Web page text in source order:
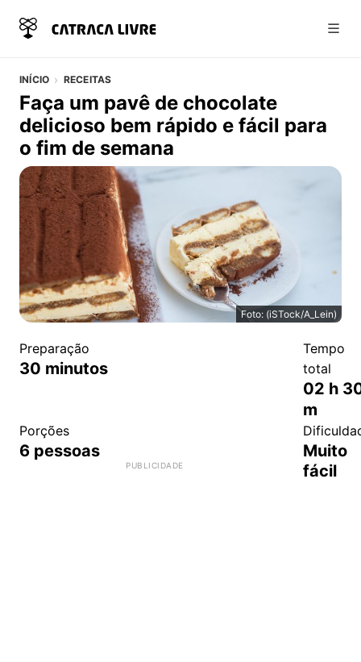
INÍCIO RECEITAS
Faça um pavê de chocolate
delicioso bem rápido e fácil para
o fim de semana
Foto: (iSTock/A_Lein)
Detalhes da Receita
Preparação
30 minutos
Tempo
total
02 h
m
Porções
6 pessoas
Muito
fácil